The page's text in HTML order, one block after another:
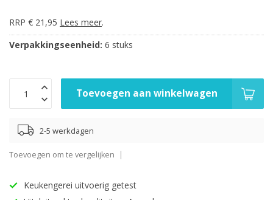
RRP € 21,95 Lees meer.
Verpakkingseenheid: 6 stuks
Toevoegen aan winkelwagen
2-5 werkdagen
Toevoegen om te vergelijken
Keukengerei uitvoerig getest